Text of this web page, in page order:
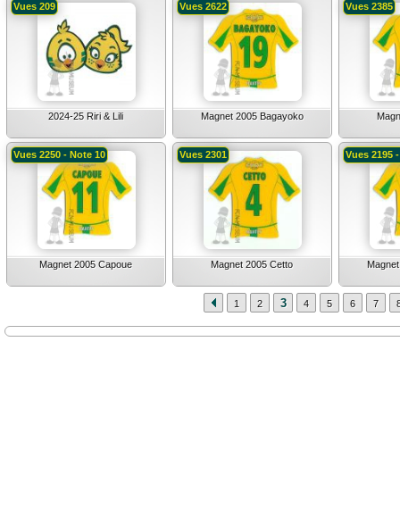
2024-25 Riri & Lili
Vues 209
Magnet 2005 Bagayoko
Vues 2622 Vues 2385
Magnet 2005 Capoue
Vues 2250 - Note 10
Magnet 2005 Cetto
Vues 2301 Vues 2195
1 2 3 4 5 6 7